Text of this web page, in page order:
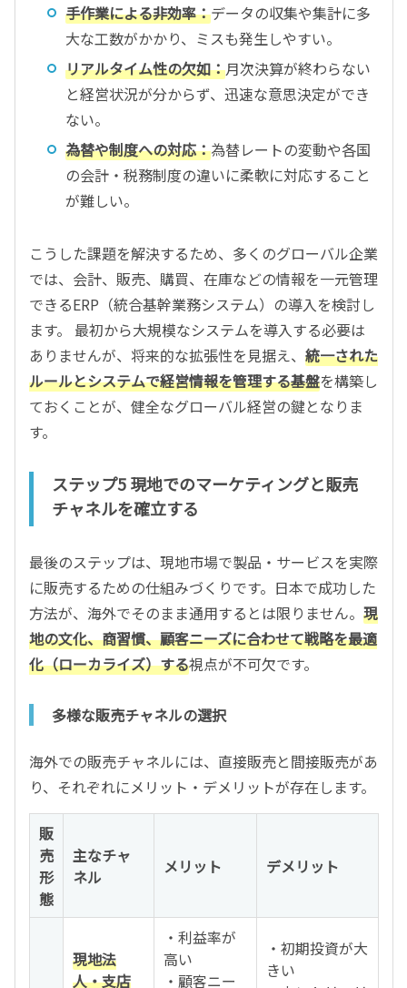
手作業による非効率：データの収集や集計に多
大な工数がかかり、ミスも発生しやすい。
リアルタイム性の欠如：月次決算が終わらない
と経営状況が分からず、迅速な意思決定ができ
ない。
為替や制度への対応：為替レートの変動や各国
の会計・税務制度の違いに柔軟に対応すること
が難しい。
こうした課題を解決するため、多くのグローバル企業
では、会計、販売、購買、在庫などの情報を一元管理
できるERP（統合基幹業務システム）の導入を検討し
ます。 最初から大規模なシステムを導入する必要は
ありませんが、将来的な拡張性を見据え、 統一された
ルールとシステムで経営情報を管理する基盤を構築し
ておくことが、健全なグローバル経営の鍵となりま
す。
ステップ5 現地でのマーケティングと販売
チャネルを確立する
最後のステップは、現地市場で製品・サービスを実際
に販売するための仕組みづくりです。日本で成功した
方法が、海外でそのまま通用するとは限りません。 現
地の文化、商習慣、顧客ニーズに合わせて戦略を最適
化（ローカライズ）する視点が不可欠です。
多様な販売チャネルの選択
海外での販売チャネルには、直接販売と間接販売があ
り、それぞれにメリット・デメリットが存在します。
販
売
形
態
主なチャ
ネル
メリット デメリット
現地法
人・支店
・利益率が
高い
・顧客ニー
・初期投資が大
きい